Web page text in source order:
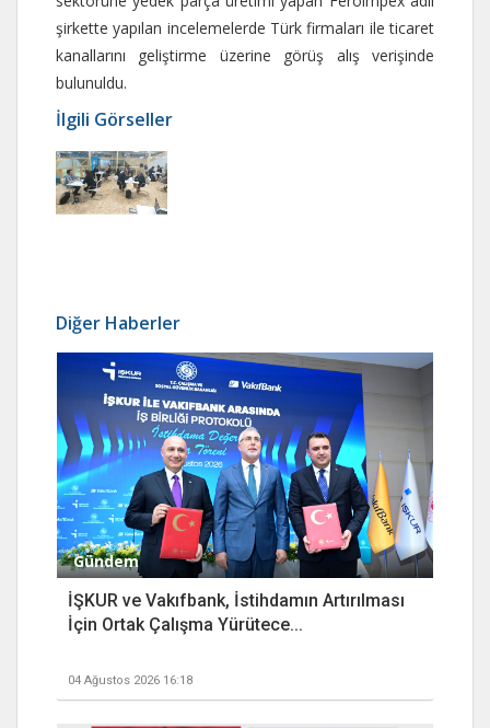
şirkette yapılan incelemelerde Türk firmaları ile ticaret
kanallarını geliştirme üzerine görüş alış verişinde
bulunuldu.
İlgili Görseller
Diğer Haberler
Gündem
İŞKUR ve Vakıfbank, İstihdamın Artırılması
İçin Ortak Çalışma Yürütece...
04 Ağustos 2026 16:18